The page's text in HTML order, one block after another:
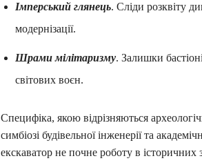
Імперський глянець. Сліди розквіту
модернізації.
Шрами мілітаризму. Залишки
світових воєн.
Специфіка, якою відрізняються
симбіозі будівельної інженерії та
екскаватор не почне роботу в